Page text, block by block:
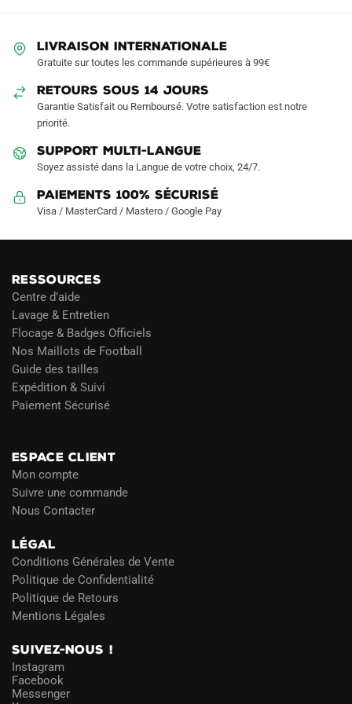
choisies
la
page
produit
page
LIVRAISON INTERNATIONALE
Gratuite sur toutes les commande supérieures à 99€
RETOURS SOUS 14 JOURS
Garantie Satisfait ou Remboursé. Votre satisfaction est notre
priorité.
SUPPORT MULTI-LANGUE
Soyez assisté dans la Langue de votre choix, 24/7.
Paiements 100% Sécurisé
Visa / MasterCard / Mastero / Google Pay
RESSOURCES
Centre d’aide
Lavage & Entretien
Flocage & Badges Officiels
Nos Maillots de Football
Guide des tailles
Expédition & Suivi
Paiement Sécurisé
ESPACE CLIENT
Mon compte
Suivre une commande
Nous Contacter
LÉGAL
Conditions Générales de Vente
Politique de Confidentialité
Politique de Retours
Mentions Légales
SUIVEZ-NOUS !
Instagram
Facebook
Messenger